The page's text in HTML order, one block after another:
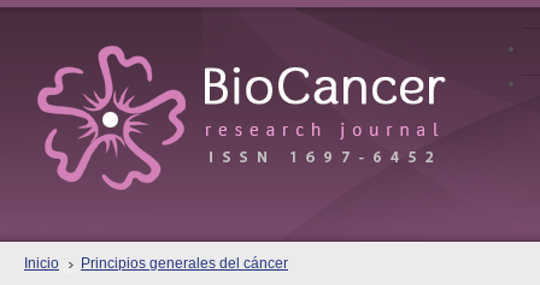
Inicio Principios generales del cáncer